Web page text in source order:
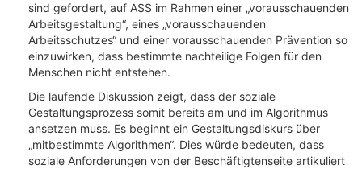
sind gefordert, auf ASS im Rahmen einer „vorausschauenden
Arbeitsgestaltung“, eines „vorausschauenden
Arbeitsschutzes“ und einer vorausschauenden Prävention so
einzuwirken, dass bestimmte nachteilige Folgen für den
Menschen nicht entstehen.
Die laufende Diskussion zeigt, dass der soziale
Gestaltungsprozess somit bereits am und im Algorithmus
ansetzen muss. Es beginnt ein Gestaltungsdiskurs über
„mitbestimmte Algorithmen“. Dies würde bedeuten, dass
soziale Anforderungen von der Beschäftigtenseite artikuliert